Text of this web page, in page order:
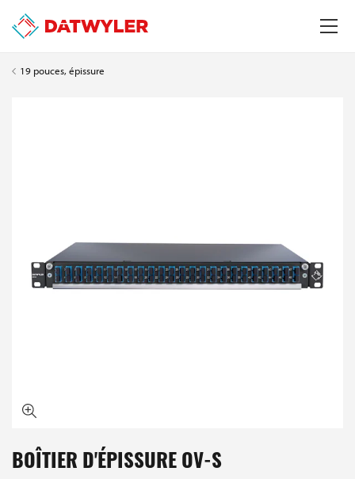
19 pouces, épissure
BOÎTIER D'ÉPISSURE OV-S